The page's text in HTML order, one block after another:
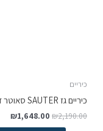
כיריים
כיריים גז SAUTER סאוטר זכוכית SHG8010W לבן
₪2,190.00
₪1,648.00